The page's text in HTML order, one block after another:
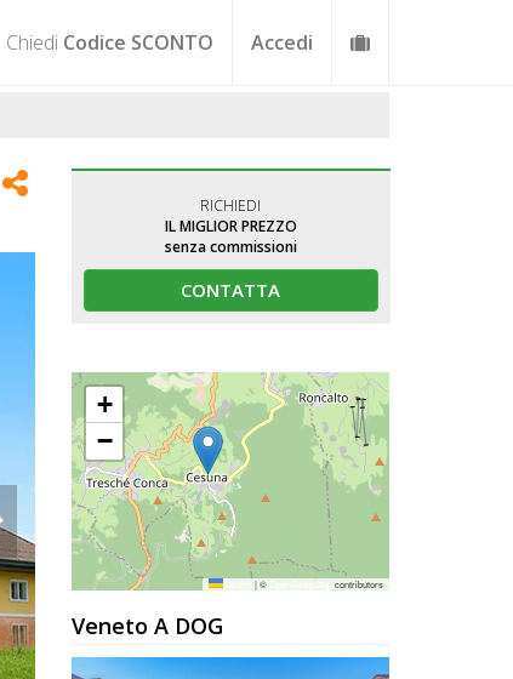
Chiedi Codice SCONTO Accedi
RICHIEDI
IL MIGLIOR PREZZO
senza commissioni
CONTATTA
+
−
|© contributors
Veneto A DOG